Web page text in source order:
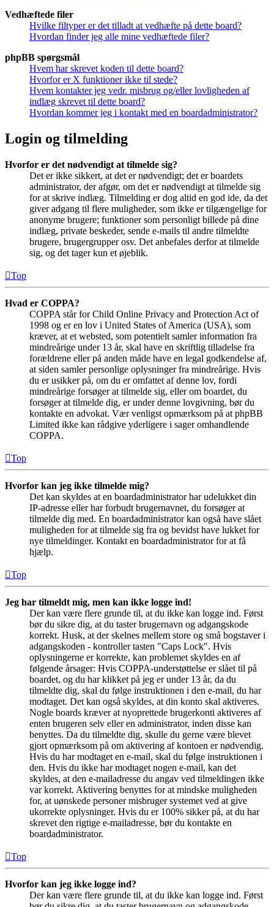
Vedhæftede filer
Hvilke filtyper er det tilladt at vedhæfte på dette board?
Hvordan finder jeg alle mine vedhæftede filer?
phpBB spørgsmål
Hvem har skrevet koden til dette board?
Hvorfor er X funktioner ikke til stede?
Hvem kontakter jeg vedr. misbrug og/eller lovligheden af
indlæg skrevet til dette board?
Hvordan kommer jeg i kontakt med en boardadministrator?
Login og tilmelding
Hvorfor er det nødvendigt at tilmelde sig?
Det er ikke sikkert, at det er nødvendigt; det er boardets
administrator, der afgør, om det er nødvendigt at tilmelde sig
for at skrive indlæg. Tilmelding er dog altid en god ide, da det
giver adgang til flere muligheder, som ikke er tilgængelige for
anonyme brugere; funktioner som personligt billede på dine
indlæg, private beskeder, sende e-mails til andre tilmeldte
brugere, brugergrupper osv. Det anbefales derfor at tilmelde
sig, og det tager kun et øjeblik.
Top
Hvad er COPPA?
COPPA står for Child Online Privacy and Protection Act of
1998 og er en lov i United States of America (USA), som
kræver, at et websted, som potentielt samler information fra
mindreårige under 13 år, skal have en skriftlig tilladelse fra
forældrene eller på anden måde have en legal godkendelse af,
at siden samler personlige oplysninger fra mindreårige. Hvis
du er usikker på, om du er omfattet af denne lov, fordi
mindreårige forsøger at tilmelde sig, eller om boardet, du
forsøger at tilmelde dig, er under denne lovgivning, bør du
kontakte en advokat. Vær venligst opmærksom på at phpBB
Limited ikke kan rådgive yderligere i sager omhandlende
COPPA.
Top
Hvorfor kan jeg ikke tilmelde mig?
Det kan skyldes at en boardadministrator har udelukket din
IP-adresse eller har forbudt brugernavnet, du forsøger at
tilmelde dig med. En boardadministrator kan også have slået
muligheden for at tilmelde sig fra og bevidst have lukket for
nye tilmeldinger. Kontakt en boardadministrator for at få
hjælp.
Top
Jeg har tilmeldt mig, men kan ikke logge ind!
Der kan være flere grunde til, at du ikke kan logge ind. Først
bør du sikre dig, at du taster brugernavn og adgangskode
korrekt. Husk, at der skelnes mellem store og små bogstaver i
adgangskoden - kontroller tasten "Caps Lock". Hvis
oplysningerne er korrekte, kan problemet skyldes en af
følgende årsager: Hvis COPPA-understøttelse er slået til på
boardet, og du har klikket på jeg er under 13 år, da du
tilmeldte dig, skal du følge instruktionen i den e-mail, du har
modtaget. Det kan også skyldes, at din konto skal aktiveres.
Nogle boards kræver at nyoprettede brugerkonti aktiveres af
enten brugeren selv eller en administrator, inden disse kan
benyttes. Da du tilmeldte dig, skulle du gerne være blevet
gjort opmærksom på om aktivering af kontoen er nødvendig.
Hvis du har modtaget en e-mail, skal du følge instruktionen i
den. Hvis du ikke har modtaget nogen e-mail, kan det
skyldes, at den e-mailadresse du angav ved tilmeldingen ikke
var korrekt. Aktivering benyttes for at mindske muligheden
for, at uønskede personer misbruger systemet ved at give
ukorrekte oplysninger. Hvis du er 100% sikker på, at du har
skrevet den rigtige e-mailadresse, bør du kontakte en
boardadministrator.
Top
Hvorfor kan jeg ikke logge ind?
Der kan være flere grunde til, at du ikke kan logge ind. Først